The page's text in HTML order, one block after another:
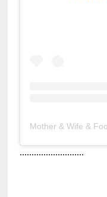
...........................